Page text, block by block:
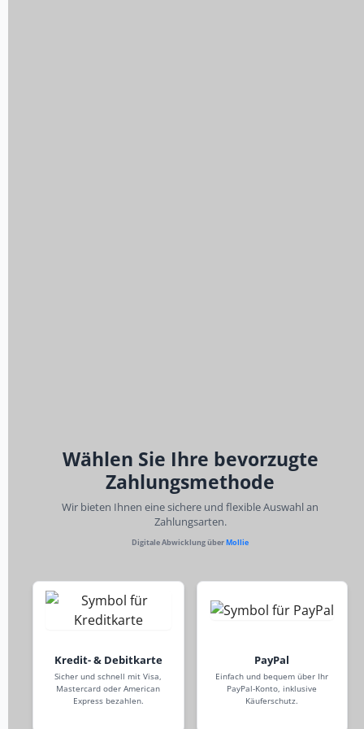
Wählen Sie Ihre bevorzugte
Zahlungsmethode
Wir bieten Ihnen eine sichere und flexible Auswahl an
Zahlungsarten.
Digitale Abwicklung überMollie
Kredit- & Debitkarte
Sicher und schnell mit Visa,
Mastercard oder American
Express bezahlen.
PayPal
Einfach und bequem über Ihr
PayPal-Konto, inklusive
Käuferschutz.